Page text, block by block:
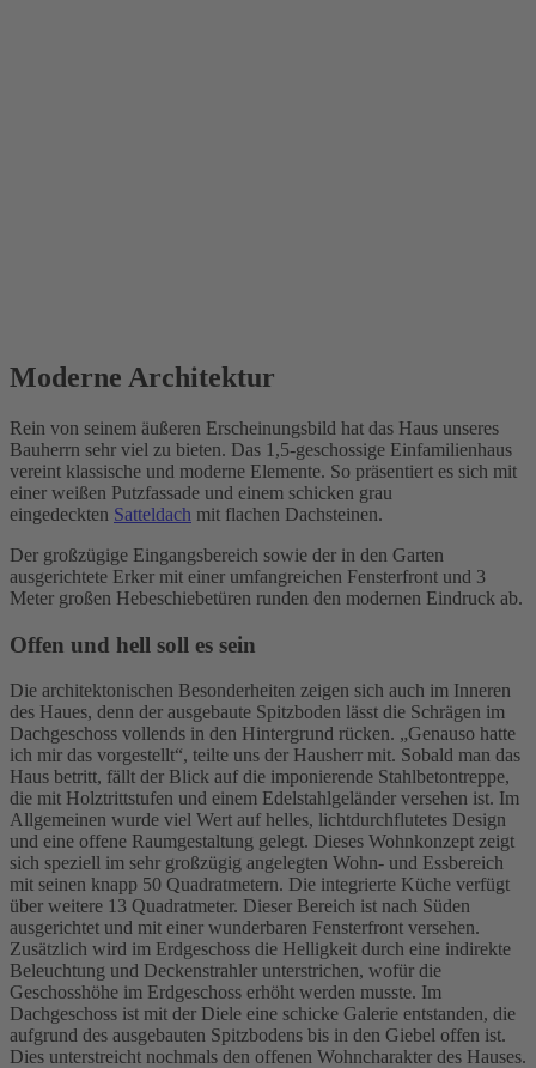
Moderne Architektur
Rein von seinem äußeren Erscheinungsbild hat das Haus unseres
Bauherrn sehr viel zu bieten. Das 1,5-geschossige Einfamilienhaus
vereint klassische und moderne Elemente. So präsentiert es sich mit
einer weißen Putzfassade und einem schicken grau
eingedeckten Satteldach mit flachen Dachsteinen.
Der großzügige Eingangsbereich sowie der in den Garten
ausgerichtete Erker mit einer umfangreichen Fensterfront und 3
Meter großen Hebeschiebetüren runden den modernen Eindruck ab.
Offen und hell soll es sein
Die architektonischen Besonderheiten zeigen sich auch im Inneren
des Haues, denn der ausgebaute Spitzboden lässt die Schrägen im
Dachgeschoss vollends in den Hintergrund rücken. „Genauso hatte
ich mir das vorgestellt“, teilte uns der Hausherr mit. Sobald man das
Haus betritt, fällt der Blick auf die imponierende Stahlbetontreppe,
die mit Holztrittstufen und einem Edelstahlgeländer versehen ist. Im
Allgemeinen wurde viel Wert auf helles, lichtdurchflutetes Design
und eine offene Raumgestaltung gelegt. Dieses Wohnkonzept zeigt
sich speziell im sehr großzügig angelegten Wohn- und Essbereich
mit seinen knapp 50 Quadratmetern. Die integrierte Küche verfügt
über weitere 13 Quadratmeter. Dieser Bereich ist nach Süden
ausgerichtet und mit einer wunderbaren Fensterfront versehen.
Zusätzlich wird im Erdgeschoss die Helligkeit durch eine indirekte
Beleuchtung und Deckenstrahler unterstrichen, wofür die
Geschosshöhe im Erdgeschoss erhöht werden musste. Im
Dachgeschoss ist mit der Diele eine schicke Galerie entstanden, die
aufgrund des ausgebauten Spitzbodens bis in den Giebel offen ist.
Dies unterstreicht nochmals den offenen Wohncharakter des Hauses.